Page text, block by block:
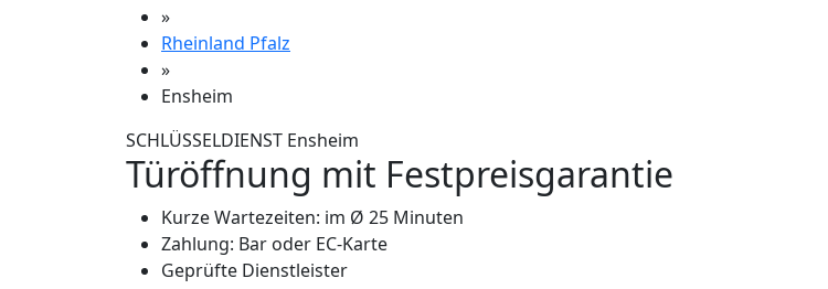
»
Rheinland Pfalz
»
Ensheim
SCHLÜSSELDIENST Ensheim
Türöffnung mit Festpreisgarantie
Kurze Wartezeiten: im Ø 25 Minuten
Zahlung: Bar oder EC-Karte
Geprüfte Dienstleister